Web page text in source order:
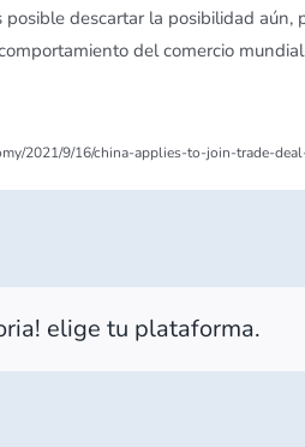
posible descartar la posibilidad
del comercio
2021/9/16/china-applies-to-join-trade-
elige tu plataforma.